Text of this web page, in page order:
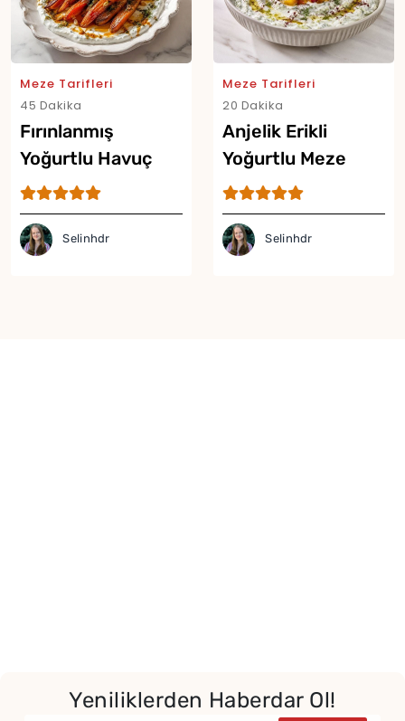
Meze Tarifleri
45 Dakika
Fırınlanmış
Yoğurtlu Havuç
Mezesi Tarifi
Selinhdr
Meze Tarifleri
20 Dakika
Anjelik Erikli
Yoğurtlu Meze
Tarifi
Selinhdr
Yeniliklerden Haberdar Ol!